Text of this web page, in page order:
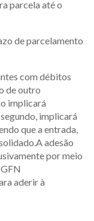
parcela até o
de parcelamento
com débitos
de outro
implicará
implicará
que a entrada,
adesão
por meio
aderir à